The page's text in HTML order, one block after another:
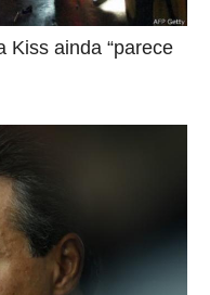
Kiss ainda “parece